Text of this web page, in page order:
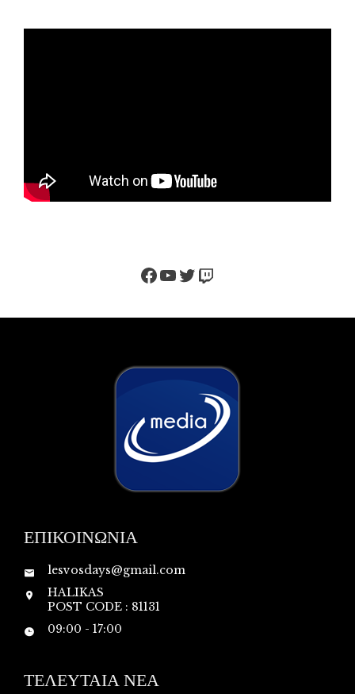
Facebook
YouTube
Twitter
Twitch
ΕΠΙΚΟΙΝΩΝΙΑ
lesvosdays@gmail.com
HALIKAS
POST CODE : 81131
09:00 - 17:00
ΤΕΛΕΥΤΑΙΑ ΝΕΑ